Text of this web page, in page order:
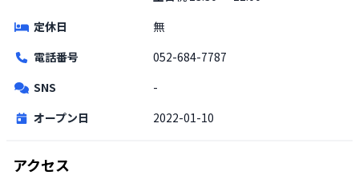
定休日
無
電話番号
052-684-7787
SNS
-
オープン日
2022-01-10
アクセス